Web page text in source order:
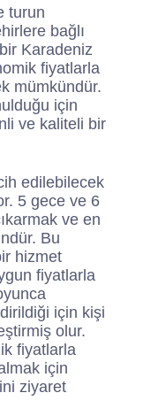
turun
bağlı
Karadeniz
fiyatlarla
mümkündür.
için
ve kaliteli bir
edilebilecek
5 gece ve 6
ve en
Bu
hizmet
fiyatlarla
için kişi
olur.
fiyatlarla
için
ziyaret